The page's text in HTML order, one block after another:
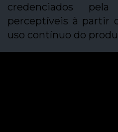
credenciados
perceptíveis à partir
uso contínuo do